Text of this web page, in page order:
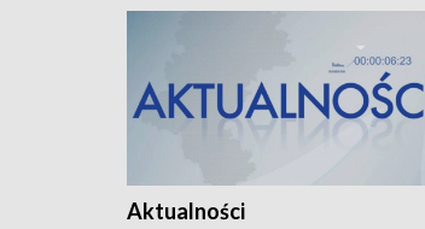
Aktualności